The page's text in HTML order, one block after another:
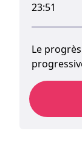
23:51
Le
sur
sacrifice